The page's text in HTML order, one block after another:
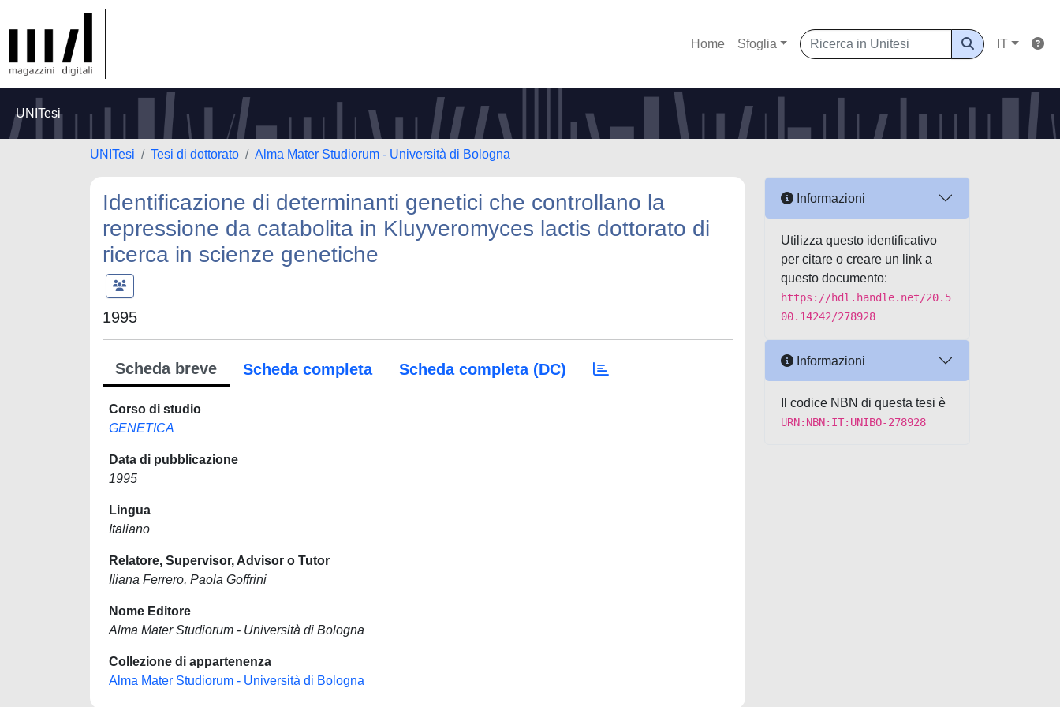
Home Sfoglia IT
UNITesi
UNITesi Tesi di dottorato Alma Mater Studiorum - Università di Bologna
Identificazione di determinanti genetici che controllano la
repressione da catabolita in Kluyveromyces lactis dottorato di
ricerca in scienze genetiche
1995
Scheda breve Scheda completa Scheda completa (DC)
Corso di studio
GENETICA
Data di pubblicazione
1995
Lingua
Italiano
Relatore, Supervisor, Advisor o Tutor
Iliana Ferrero, Paola Goffrini
Nome Editore
Alma Mater Studiorum - Università di Bologna
Collezione di appartenenza
Alma Mater Studiorum - Università di Bologna
Informazioni
Utilizza questo identificativo
per citare o creare un link a
questo documento:
https://hdl.handle.net/20.5
00.14242/278928
Informazioni
Il codice NBN di questa tesi è
URN:NBN:IT:UNIBO-278928